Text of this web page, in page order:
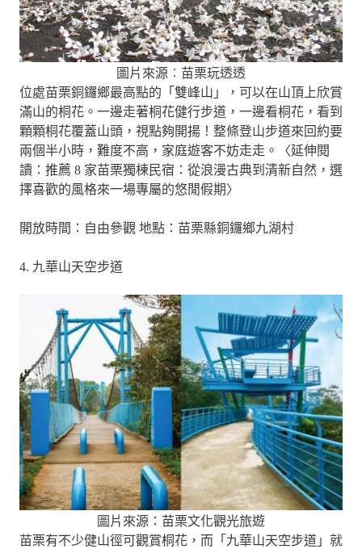
圖片來源︰苗栗玩透透
位處苗栗銅鑼鄉最高點的「雙峰山」，可以在山頂上欣賞
滿山的桐花。一邊走著桐花健行步道，一邊看桐花，看到
顆顆桐花覆蓋山頭，視點夠開揚！整條登山步道來回約要
兩個半小時，難度不高，家庭遊客不妨走走。〈延伸閱
讀：推薦 8 家苗栗獨棟民宿：從浪漫古典到清新自然，選
擇喜歡的風格來一場專屬的悠閒假期〉
開放時間：自由參觀 地點：苗栗縣銅鑼鄉九湖村
4. 九華山天空步道
圖片來源：苗栗文化觀光旅遊
苗栗有不少健山徑可觀賞桐花，而「九華山天空步道」就